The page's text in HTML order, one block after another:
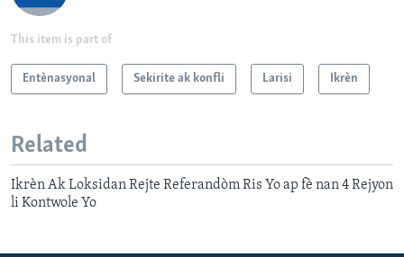
This item is part of
Entènasyonal Sekirite ak konfli Larisi Ikrèn
Related
Ikrèn Ak Loksidan Rejte Referandòm Ris Yo ap fè nan 4 Rejyon
li Kontwole Yo